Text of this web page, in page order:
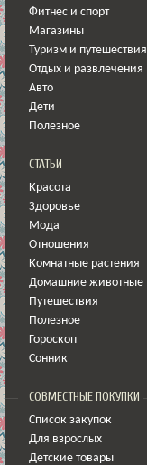
Фитнес и спорт
Магазины
Туризм и путешествия
Отдых и развлечения
Авто
Дети
Полезное
СТАТЬИ
Красота
Здоровье
Мода
Отношения
Комнатные растения
Домашние животные
Путешествия
Полезное
Гороскоп
Сонник
СОВМЕСТНЫЕ ПОКУПКИ
Список закупок
Для взрослых
Детские товары